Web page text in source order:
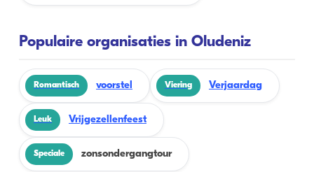
Populaire organisaties in Oludeniz
Romantisch voorstel Viering Verjaardag
Leuk Vrijgezellenfeest
Speciale zonsondergangtour